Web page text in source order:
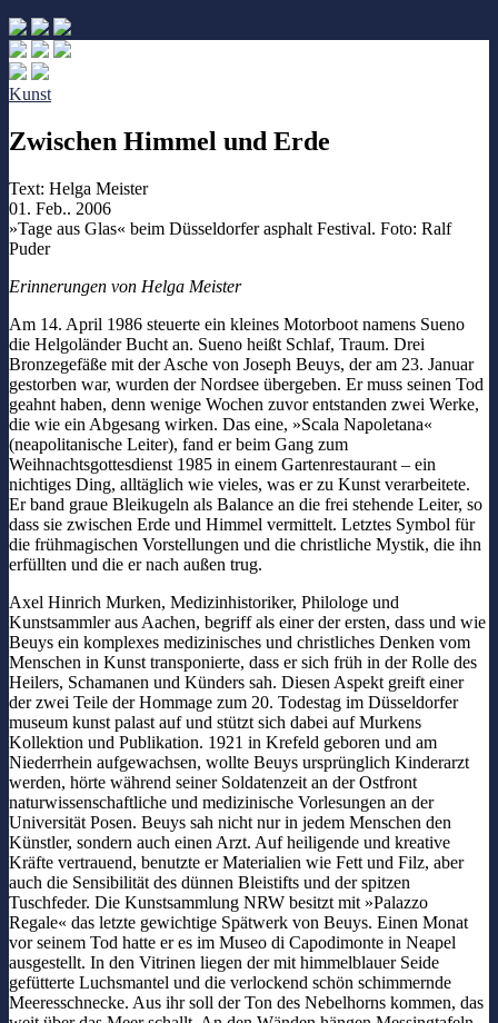
Kunst
Zwischen Himmel und Erde
Text: Helga Meister
01. Feb.. 2006
»Tage aus Glas« beim Düsseldorfer asphalt Festival. Foto: Ralf
Puder
Erinnerungen von Helga Meister
Am 14. April 1986 steuerte ein kleines Motorboot namens Sueno
die Helgoländer Bucht an. Sueno heißt Schlaf, Traum. Drei
Bronzegefäße mit der Asche von Joseph Beuys, der am 23. Januar
gestorben war, wurden der Nordsee übergeben. Er muss seinen Tod
geahnt haben, denn wenige Wochen zuvor entstanden zwei Werke,
die wie ein Abgesang wirken. Das eine, »Scala Napoletana«
(neapolitanische Leiter), fand er beim Gang zum
Weihnachtsgottesdienst 1985 in einem Gartenrestaurant – ein
nichtiges Ding, alltäglich wie vieles, was er zu Kunst verarbeitete.
Er band graue Bleikugeln als Balance an die frei stehende Leiter, so
dass sie zwischen Erde und Himmel vermittelt. Letztes Symbol für
die frühmagischen Vorstellungen und die christliche Mystik, die ihn
erfüllten und die er nach außen trug.
Axel Hinrich Murken, Medizinhistoriker, Philologe und
Kunstsammler aus Aachen, begriff als einer der ersten, dass und wie
Beuys ein komplexes medizinisches und christliches Denken vom
Menschen in Kunst transponierte, dass er sich früh in der Rolle des
Heilers, Schamanen und Künders sah. Diesen Aspekt greift einer
der zwei Teile der Hommage zum 20. Todestag im Düsseldorfer
museum kunst palast auf und stützt sich dabei auf Murkens
Kollektion und Publikation. 1921 in Krefeld geboren und am
Niederrhein aufgewachsen, wollte Beuys ursprünglich Kinderarzt
werden, hörte während seiner Soldatenzeit an der Ostfront
naturwissenschaftliche und medizinische Vorlesungen an der
Universität Posen. Beuys sah nicht nur in jedem Menschen den
Künstler, sondern auch einen Arzt. Auf heiligende und kreative
Kräfte vertrauend, benutzte er Materialien wie Fett und Filz, aber
auch die Sensibilität des dünnen Bleistifts und der spitzen
Tuschfeder. Die Kunstsammlung NRW besitzt mit »Palazzo
Regale« das letzte gewichtige Spätwerk von Beuys. Einen Monat
vor seinem Tod hatte er es im Museo di Capodimonte in Neapel
ausgestellt. In den Vitrinen liegen der mit himmelblauer Seide
gefütterte Luchsmantel und die verlockend schön schimmernde
Meeresschnecke. Aus ihr soll der Ton des Nebelhorns kommen, das